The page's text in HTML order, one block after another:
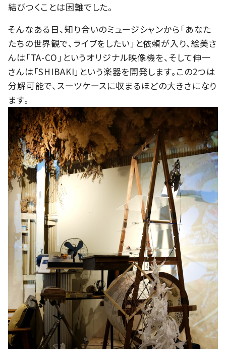
結びつくことは困難でした。
そんなある日、知り合いのミュージシャンから「あなた
たちの世界観で、ライブをしたい」と依頼が入り、絵美さ
んは「TA-CO」というオリジナル映像機を、そして伸一
さんは「SHIBAKI」という楽器を開発します。この2つは
分解可能で、スーツケースに収まるほどの大きさになり
ます。